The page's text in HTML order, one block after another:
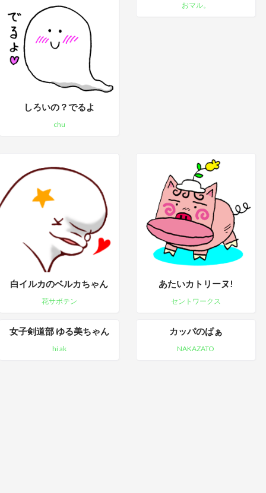
しろいの？でるよ
chu
おマル。
白イルカのベルカちゃん
花サボテン
あたいカトリーヌ!
セントワークス
女子剣道部 ゆる美ちゃん
hi ak
カッパのぱぁ
NAKAZATO